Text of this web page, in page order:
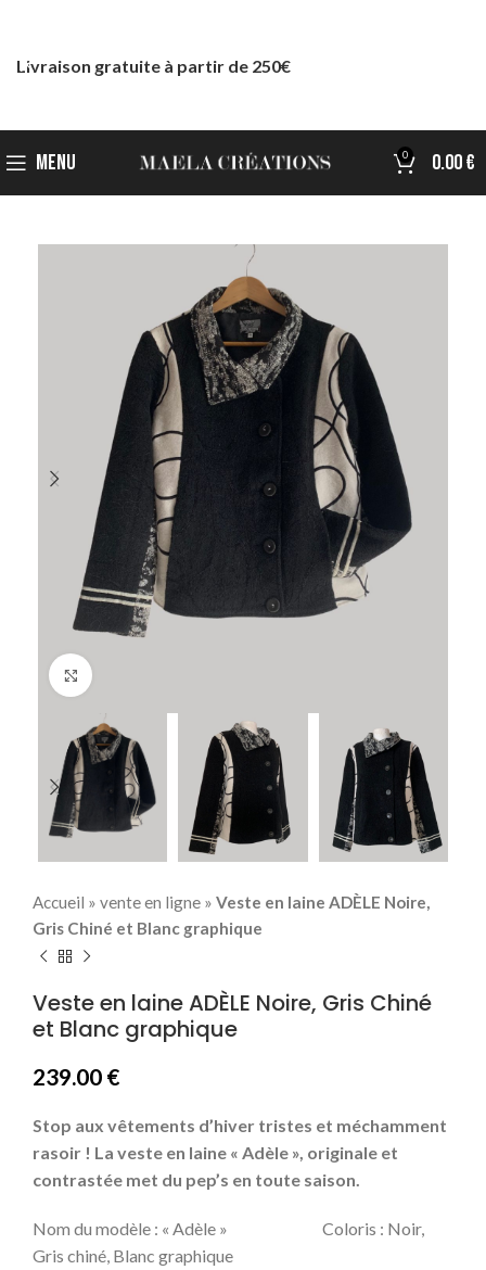
MENU 0 0.00€
Accueil » vente en ligne » Veste en laine ADÈLE Noire,
Gris Chiné et Blanc graphique
Veste en laine ADÈLE Noire, Gris Chiné
et Blanc graphique
239.00 €
Stop aux vêtements d’hiver tristes et méchamment
rasoir ! La veste en laine « Adèle », originale et
contrastée met du pep’s en toute saison.
Nom du modèle : « Adèle » Coloris : Noir,
Gris chiné, Blanc graphique
Livraison gratuite à partir de 250€